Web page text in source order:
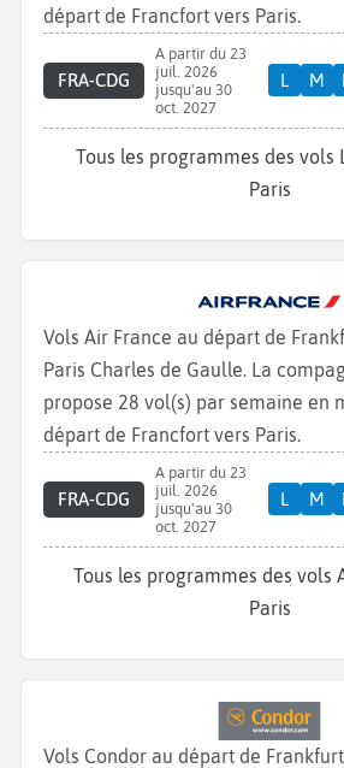
départ de Francfort vers Paris.
FRA-CDG
A partir du 23
juil. 2026
jusqu'au 30
oct. 2027
L M
Tous les programmes des vols Lufthansa vers
Paris
Vols Air France au départ de
Paris Charles de Gaulle. La
propose 28 vol(s) par semaine en
départ de Francfort vers Paris.
FRA-CDG
A partir du 23
juil. 2026
jusqu'au 30
oct. 2027
L M
Tous les programmes des vols Air France vers
Paris
Vols Condor au départ de